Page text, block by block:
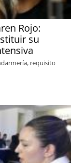
Rojo:
su
requisito